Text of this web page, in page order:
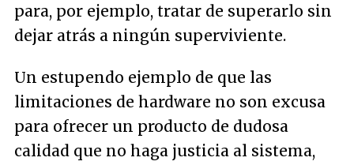
para, por ejemplo, tratar de superarlo sin
dejar atrás a ningún superviviente.
Un estupendo ejemplo de que las
limitaciones de hardware no son excusa
para ofrecer un producto de dudosa
calidad que no haga justicia al sistema,